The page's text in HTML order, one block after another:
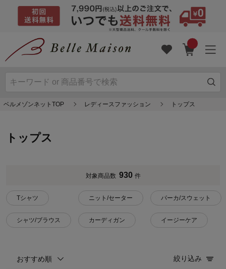
ベルメゾンネットTOP レディースファッション トップス
トップス
対象商品数 930 件
Tシャツ
シャツ/ブラウス
ニット/セーター
カーディガン
パーカ/スウェット
イージーケア
おすすめ順 絞り込み